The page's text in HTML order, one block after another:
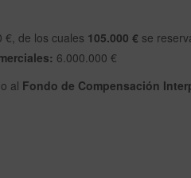
€, de los cuales 105.000 € se
6.000.000 €
al Fondo de Compensación